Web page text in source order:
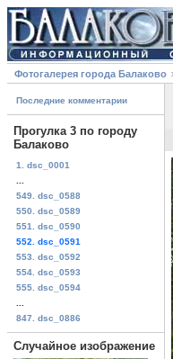
Фотогалерея города Балаково
Последние комментарии
Прогулка 3 по городу
Балаково
1. dsc_0001
549. dsc_0588
550. dsc_0589
551. dsc_0590
552. dsc_0591
553. dsc_0592
554. dsc_0593
555. dsc_0594
847. dsc_0886
Случайное изображение